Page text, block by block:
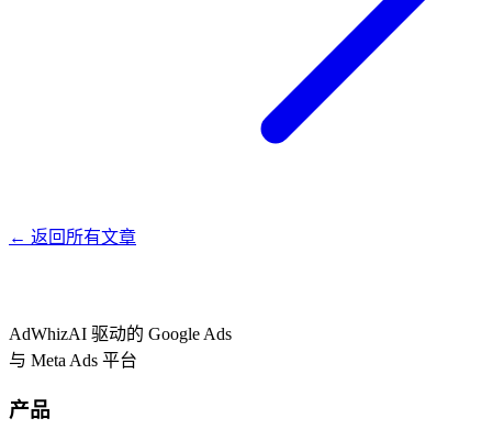
← 返回所有文章
AdWhizAI 驱动的 Google Ads
与 Meta Ads 平台
产品